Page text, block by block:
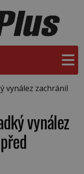
vynález zachránil
vynález